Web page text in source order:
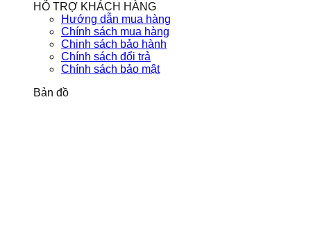
HỖ TRỢ KHÁCH HÀNG
Hướng dẫn mua hàng
Chính sách mua hàng
Chinh sách bảo hành
Chính sách đổi trả
Chính sách bảo mật
Bản đồ